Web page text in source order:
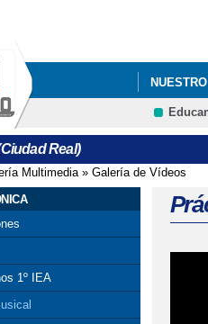
Real)
aquí
Multimedia» Galería de Vídeos
1º IEA